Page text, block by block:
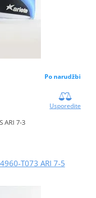
Po narudžbi
Usporedite
ARI 7-3
T073 ARI 7-5